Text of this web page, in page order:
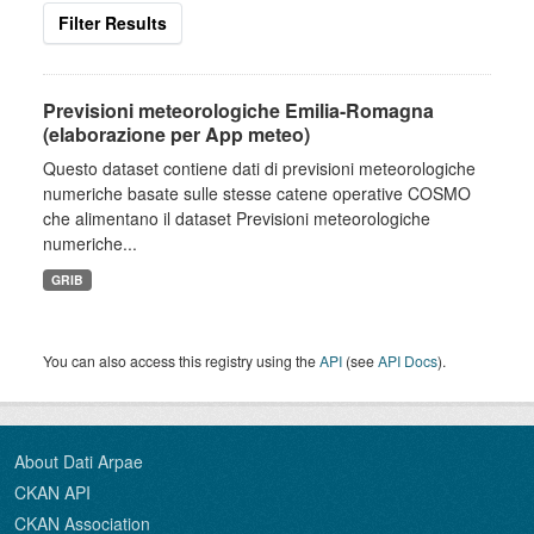
Filter Results
Previsioni meteorologiche Emilia-Romagna
(elaborazione per App meteo)
Questo dataset contiene dati di previsioni meteorologiche
numeriche basate sulle stesse catene operative COSMO
che alimentano il dataset Previsioni meteorologiche
numeriche...
GRIB
You can also access this registry using theAPI (seeAPI Docs).
About Dati Arpae
CKAN API
CKAN Association